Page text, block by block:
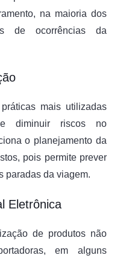
na maioria dos
de ocorrências da
mais utilizadas
diminuir riscos no
o planejamento da
pois permite prever
paradas da viagem.
Eletrônica
de produtos não
em alguns